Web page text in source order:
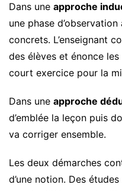
Dans une approche
une phase
concrets. L’enseignant
des élèves et énonce
court exercice pour la
Dans une approche
d’emblée la leçon puis
va corriger ensemble.
Les deux démarches
d’une notion. Des